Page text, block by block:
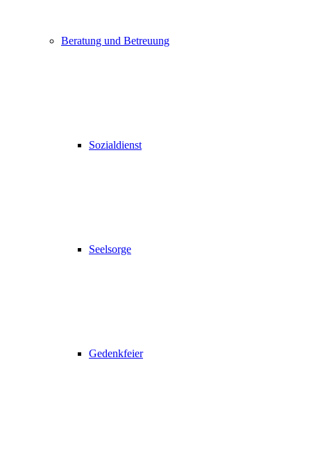
Beratung und Betreuung
Sozialdienst
Seelsorge
Gedenkfeier